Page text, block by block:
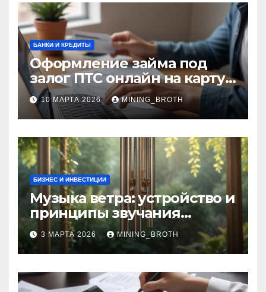
БАНКИ И КРЕДИТЫ
Оформление займа под
залог ПТС онлайн на карту
без визита в офис: порядок,
требования и документы
10 МАРТА 2026 MINING_BROTH
БИЗНЕС И ИНВЕСТИЦИИ
Музыка ветра: устройство и
принципы звучания
колокольчиков
3 МАРТА 2026 MINING_BROTH